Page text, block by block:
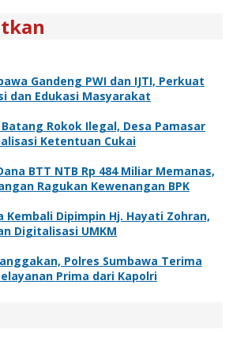
Gandeng PWI dan IJTI, Perkuat
dan Edukasi Masyarakat
Batang Rokok Ilegal, Desa Pamasar
Ketentuan Cukai
BTT NTB Rp 484 Miliar Memanas,
Ragukan Kewenangan BPK
Kembali Dipimpin Hj. Hayati Zohran,
Digitalisasi UMKM
Polres Sumbawa Terima
Prima dari Kapolri